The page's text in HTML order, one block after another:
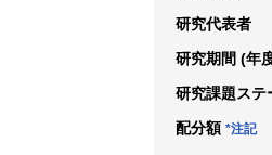
研究代表者
研究期間 (年
研究課題ステ
配分額 *注記